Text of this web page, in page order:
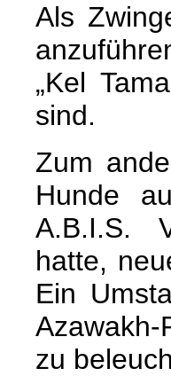
Als
„Kel
sind.
Zum
Hunde
A.B.I.S.
hatte,
Ein
zu